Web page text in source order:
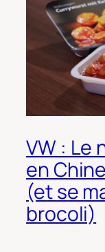
VW : Le
en
(et se
brocoli)